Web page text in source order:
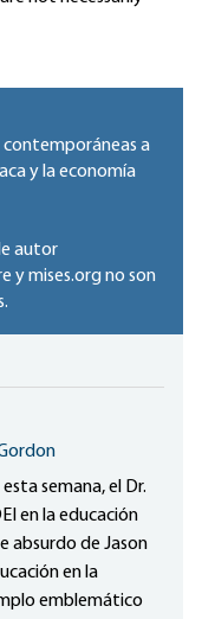
contemporáneas a
y la economía
autor
y mises.org no son
semana, el Dr.
en la educación
absurdo de Jason
en la
emblemático